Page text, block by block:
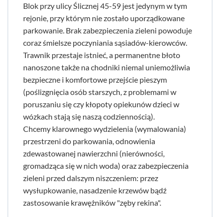
Blok przy ulicy Ślicznej 45-59 jest jedynym w tym
rejonie, przy którym nie zostało uporządkowane
parkowanie. Brak zabezpieczenia zieleni powoduje
coraz śmielsze poczyniania sąsiadów-kierowców.
Trawnik przestaje istnieć, a permanentne błoto
nanoszone także na chodniki niemal uniemożliwia
bezpieczne i komfortowe przejście pieszym
(poślizgnięcia osób starszych, z problemami w
poruszaniu się czy kłopoty opiekunów dzieci w
wózkach stają się naszą codziennością).
Chcemy klarownego wydzielenia (wymalowania)
przestrzeni do parkowania, odnowienia
zdewastowanej nawierzchni (nierówności,
gromadząca się w nich woda) oraz zabezpieczenia
zieleni przed dalszym niszczeniem: przez
wysłupkowanie, nasadzenie krzewów bądź
zastosowanie krawężników "zęby rekina".